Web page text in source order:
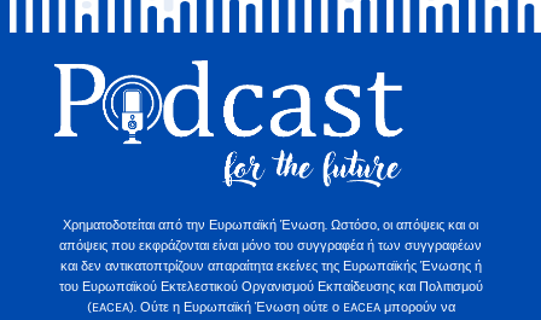
Χρηματοδοτείται από την Ευρωπαϊκή Ένωση. Ωστόσο, οι απόψεις και οι
απόψεις που εκφράζονται είναι μόνο του συγγραφέα ή των συγγραφέων
και δεν αντικατοπτρίζουν απαραίτητα εκείνες της Ευρωπαϊκής Ένωσης ή
του Ευρωπαϊκού Εκτελεστικού Οργανισμού Εκπαίδευσης και Πολιτισμού
(EACEA). Ούτε η Ευρωπαϊκή Ένωση ούτε ο EACEA μπορούν να